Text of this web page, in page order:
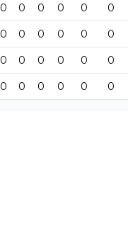
0 0 0 0 0 0
0 0 0 0 0 0
0 0 0 0 0 0
0 0 0 0 0 0